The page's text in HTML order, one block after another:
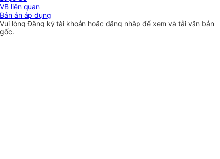
VB liên quan
Bản án áp dụng
Vui lòngĐăng ký tài khoản hoặc đăng nhập để xem và tải văn bản
gốc.